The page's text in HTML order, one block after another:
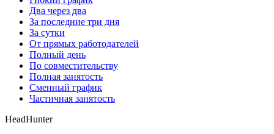
Два через два
За последние три дня
За сутки
От прямых работодателей
Полный день
По совместительству
Полная занятость
Сменный график
Частичная занятость
HeadHunter